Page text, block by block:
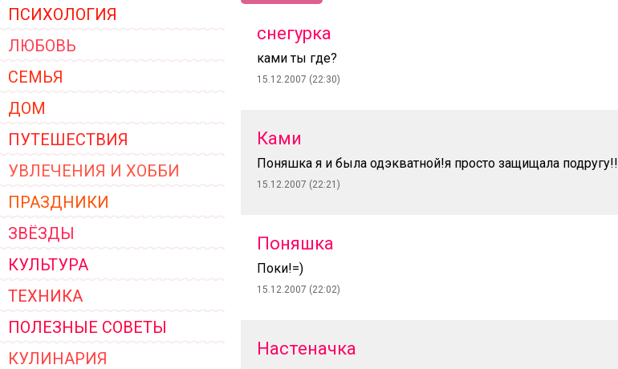
ГЛАВНЫЕ ТРЕНДЫ ВЕРХНЕЙ
ЖЕНСКОЙ ОДЕЖДЫ 2026
ПСИХОЛОГИЯ
ЛЮБОВЬ
СЕМЬЯ
ДОМ
ПУТЕШЕСТВИЯ
УВЛЕЧЕНИЯ И ХОББИ
ПРАЗДНИКИ
ЗВЁЗДЫ
КУЛЬТУРА
ТЕХНИКА
ПОЛЕЗНЫЕ СОВЕТЫ
КУЛИНАРИЯ
снегурка
ками ты где?
15.12.2007 (22:30)
Ками
Поняшка я и была одэкватной!я просто защищала подругу!!
15.12.2007 (22:21)
Поняшка
Поки!=)
15.12.2007 (22:02)
Настеначка